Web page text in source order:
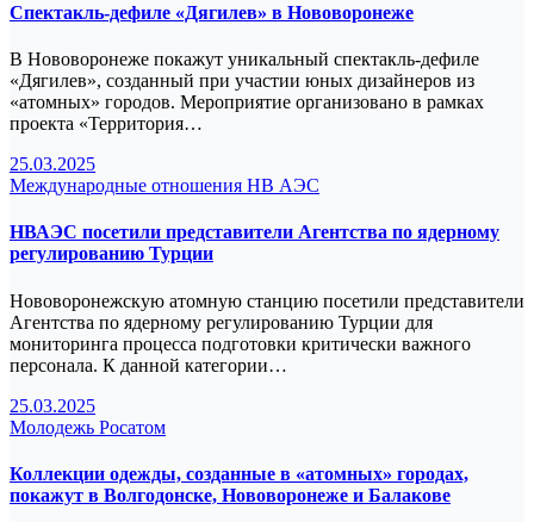
Спектакль-дефиле «Дягилев» в Нововоронеже
В Нововоронеже покажут уникальный спектакль-дефиле
«Дягилев», созданный при участии юных дизайнеров из
«атомных» городов. Мероприятие организовано в рамках
проекта «Территория…
25.03.2025
Международные отношения НВ АЭС
НВАЭС посетили представители Агентства по ядерному
регулированию Турции
Нововоронежскую атомную станцию посетили представители
Агентства по ядерному регулированию Турции для
мониторинга процесса подготовки критически важного
персонала. К данной категории…
25.03.2025
Молодежь Росатом
Коллекции одежды, созданные в «атомных» городах,
покажут в Волгодонске, Нововоронеже и Балакове